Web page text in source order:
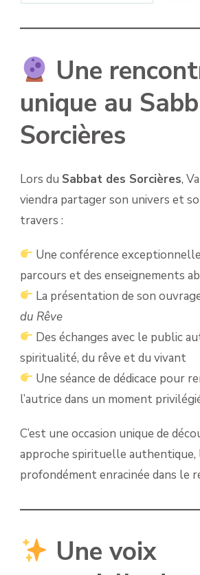
Une
unique au
Sorcières
Lors du Sabbat des Sorcières,
viendra partager son univers et
travers :
Une conférence
parcours et des enseignements
La présentation de son
du Rêve
Des échanges avec le public
spiritualité, du rêve et du vivant
Une séance de dédicace pour
l’autrice dans un moment
C’est une occasion unique de
approche spirituelle authentique,
profondément enracinée dans le
Une voix